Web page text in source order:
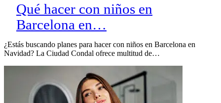
Qué hacer con niños en
Barcelona en…
¿Estás buscando planes para hacer con niños en Barcelona en
Navidad? La Ciudad Condal ofrece multitud de…